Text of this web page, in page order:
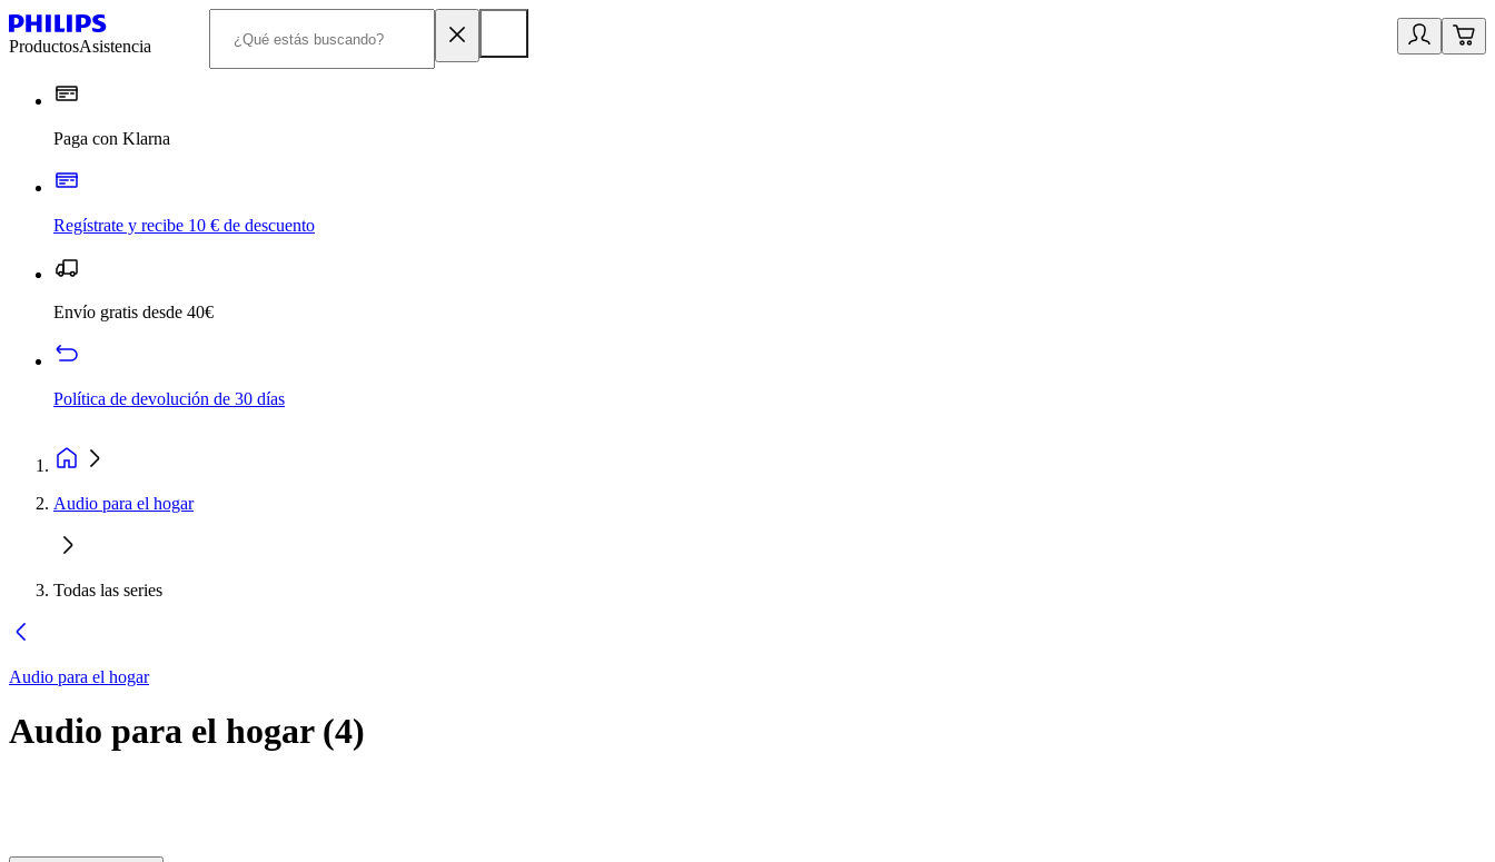
ProductosAsistencia
Paga con Klarna
Regístrate y recibe 10 € de descuento
Envío gratis desde 40€
Política de devolución de 30 días
Audio para el hogar
Todas las series
Audio para el hogar
Audio para el hogar(4)